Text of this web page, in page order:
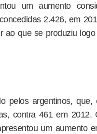
um aumento
2.426, em
ao que se produziu
pelos argentinos, que,
contra 461 em 2012.
um aumento